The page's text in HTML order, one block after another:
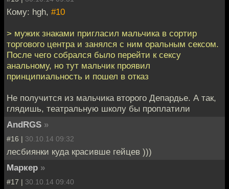
Кому: hgh, #10
> мужик знаками пригласил мальчика в сортир
торгового центра и занялся с ним оральным сексом.
После чего собрался было перейти к сексу
анальному, но тут мальчик проявил
принципиальность и пошел в отказ
Не получится из мальчика второго Депардье. А так,
глядишь, театральную школу бы проплатили
AndRGS »
#16 | 30.10.14 09:32
лесбиянки куда красивше гейцев )))
Маркер »
#17 | 30.10.14 09:40